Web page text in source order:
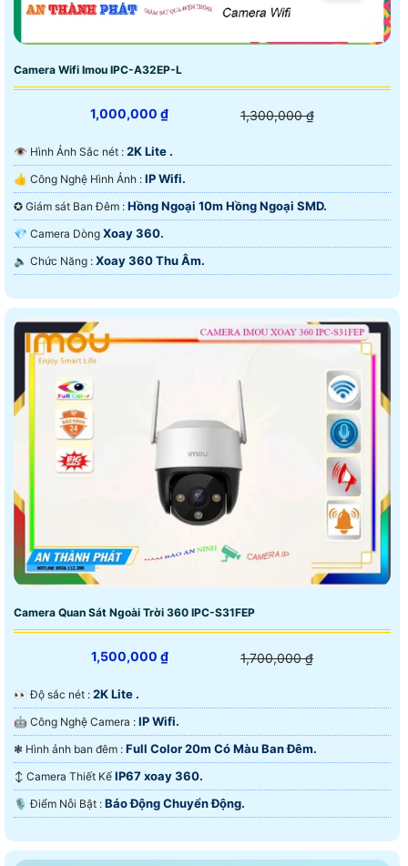
Camera Wifi Imou IPC-A32EP-L
1,000,000 ₫ 1,300,000 ₫
👁 Hình Ảnh Sắc nét : 2K Lite .
👍 Công Nghệ Hình Ảnh : IP Wifi.
✪ Giám sát Ban Đêm : Hồng Ngoại 10m Hồng Ngoại SMD.
💎 Camera Dòng Xoay 360.
️🔈 Chức Năng : Xoay 360 Thu Âm.
Camera Quan Sát Ngoài Trời 360 IPC-S31FEP
1,500,000 ₫ 1,700,000 ₫
️👀 Độ sắc nét : 2K Lite .
🤖️ Công Nghệ Camera : IP Wifi.
❃ Hình ảnh ban đêm : Full Color 20m Có Màu Ban Ðêm.
↕️ Camera Thiết Kế IP67 xoay 360.
️🎙 Điểm Nỗi Bật : Báo Động Chuyển Động.